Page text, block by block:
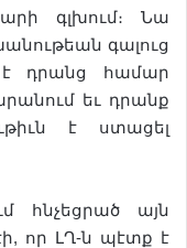
գլխում։ Նա
գալուց
դրանց համար
եւ դրանք
է ստացել
հնչեցրած այն
որ ԼՂ-ն պէտք է